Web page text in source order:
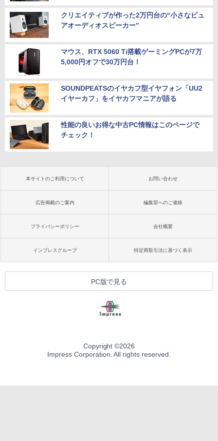
クリエイティブが作った2万円台の“小さなピュ
アオーディオスピーカー”
マウス、RTX 5060 Ti搭載ゲーミングPCが7万
5,000円オフで30万円台！
SOUNDPEATSのイヤカフ型イヤフォン「UU2
イヤーカフ」をイヤカフマニアが語る
性能の良いお得な中古PC情報はこのページで
チェック！
本サイトのご利用について お問い合わせ
広告掲載のご案内 編集部へのご連絡
プライバシーポリシー 会社概要
インプレスグループ 特定商取引法に基づく表示
PC版で見る
Copyright ©2026
Impress Corporation. All rights reserved.